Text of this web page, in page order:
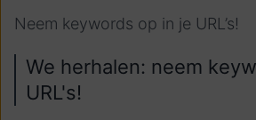
Neem keywords op in je URL’s!
We herhalen: neem
URL's!